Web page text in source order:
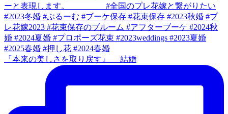
『本来の美しさを取り戻す』 結婚